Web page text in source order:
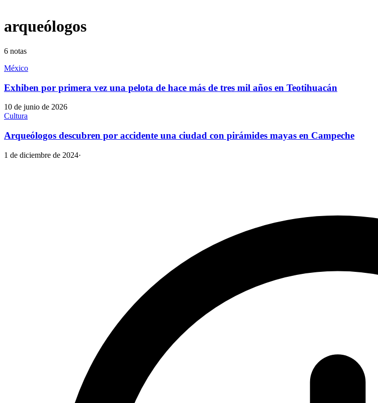
arqueólogos
6 notas
México
Exhiben por primera vez una pelota de hace más de tres mil años en Teotihuacán
10 de junio de 2026
Cultura
Arqueólogos descubren por accidente una ciudad con pirámides mayas en Campeche
1 de diciembre de 2024·